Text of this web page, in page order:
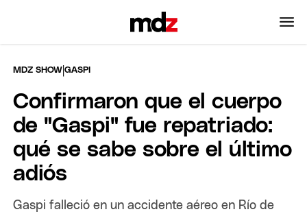
MDZ SHOW |GASPI
Confirmaron que el cuerpo
de "Gaspi" fue repatriado:
qué se sabe sobre el último
adiós
Gaspi falleció en un accidente aéreo en Río de